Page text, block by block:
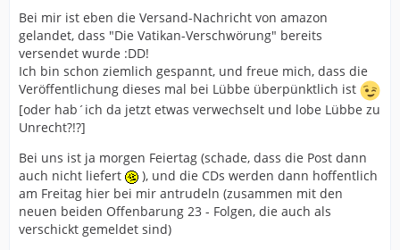
Bei mir ist eben die Versand-Nachricht von amazon
gelandet, dass "Die Vatikan-Verschwörung" bereits
versendet wurde :DD!
Ich bin schon ziemlich gespannt, und freue mich, dass die
Veröffentlichung dieses mal bei Lübbe überpünktlich ist
[oder hab´ich da jetzt etwas verwechselt und lobe Lübbe zu
Unrecht?!?]
Bei uns ist ja morgen Feiertag (schade, dass die Post dann
auch nicht liefert
), und die CDs werden dann hoffentlich
am Freitag hier bei mir antrudeln (zusammen mit den
neuen beiden Offenbarung 23 - Folgen, die auch als
verschickt gemeldet sind)